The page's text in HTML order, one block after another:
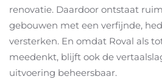
renovatie. Daardoor ontstaat
gebouwen met een verfijnde,
versterken. En omdat Roval als
meedenkt, blijft ook de
uitvoering beheersbaar.